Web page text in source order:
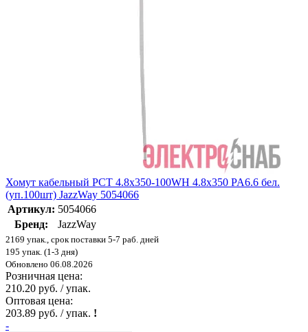
Хомут кабельный PCT 4.8х350-100WH 4.8х350 PA6.6 бел.
(уп.100шт) JazzWay 5054066
Артикул: 5054066
Бренд:
JazzWay
2169 упак., срок поставки 5-7 раб. дней
195 упак. (1-3 дня)
Обновлено 06.08.2026
Розничная цена:
210.20 руб. / упак.
Оптовая цена:
203.89 руб. / упак. !
-